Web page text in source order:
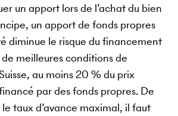
un apport lors de l’achat du bien
un apport de fonds propres
diminue le risque du financement
meilleures conditions de
au moins 20 % du prix
par des fonds propres. De
taux d’avance maximal, il faut